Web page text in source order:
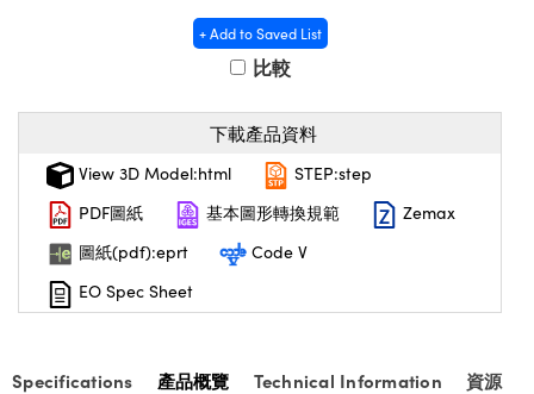
Components | SCHOTT 光
(UFI)
+ Add to Saved List
比較
下載產品資料
View 3D Model:html
STEP:step
PDF圖紙
基本圖形轉換規範
Zemax
圖紙(pdf):eprt
Code V
EO Spec Sheet
Specifications 產品概覽 Technical Information 資源